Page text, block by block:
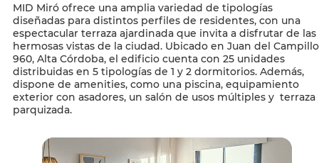
MID Miró ofrece una amplia variedad de tipologías
diseñadas para distintos perfiles de residentes, con una
espectacular terraza ajardinada que invita a disfrutar de las
hermosas vistas de la ciudad. Ubicado en Juan del Campillo
960, Alta Córdoba, el edificio cuenta con 25 unidades
distribuidas en 5 tipologías de 1 y 2 dormitorios. Además,
dispone de amenities, como una piscina, equipamiento
exterior con asadores, un salón de usos múltiples y terraza
parquizada.